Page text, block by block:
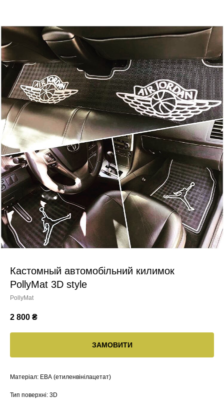
Кастомный автомобільний килимок
PollyMat 3D style
PollyMat
2 800 ₴
ЗАМОВИТИ
Матеріал: ЕВА (етиленвінілацетат)
Тип поверхні: 3D